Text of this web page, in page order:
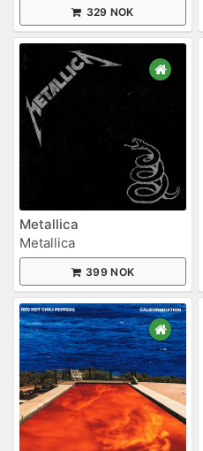
329 NOK
Metallica
Metallica
399 NOK